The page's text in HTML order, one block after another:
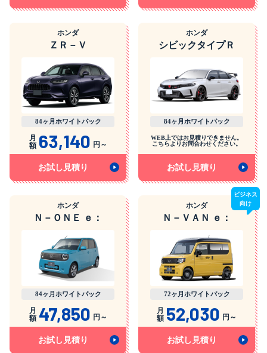
ホンダ
ＺＲ－Ｖ
84ヶ月ホワイトパック
月
額 63,140 円～
お試し見積り
ホンダ
シビックタイプＲ
84ヶ月ホワイトパック
WEB上ではお見積りできません。
こちらよりお問合わせください。
お試し見積り
ホンダ
Ｎ－ＯＮＥ ｅ：
84ヶ月ホワイトパック
月
額 47,850 円～
お試し見積り
ホンダ
Ｎ－ＶＡＮ ｅ：
ビジネス
向け
72ヶ月ホワイトパック
月
額 52,030 円～
お試し見積り